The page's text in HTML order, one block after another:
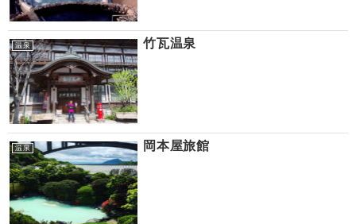
温泉 竹瓦温泉
温泉 岡本屋旅館